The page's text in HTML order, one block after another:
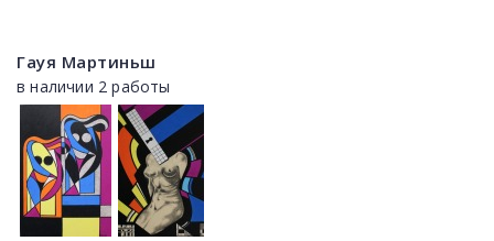
Гауя Мартиньш
в наличии 2 работы